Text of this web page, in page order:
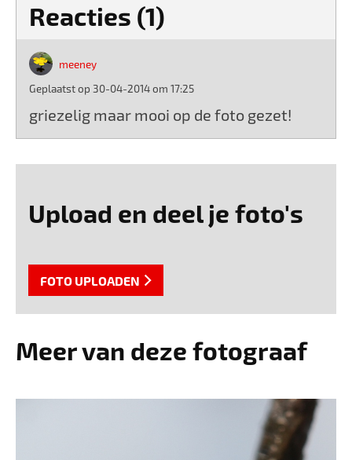
Reacties (1)
meeney
Geplaatst op 30-04-2014 om 17:25
griezelig maar mooi op de foto gezet!
Upload en deel je foto's
FOTO UPLOADEN
Meer van deze fotograaf